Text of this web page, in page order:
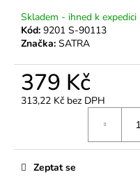
Skladem - ihned k expedici
Kód: 9201 S-90113
Značka: SATRA
379 Kč
313,22 Kč bez DPH
Zeptat se
o
u
č